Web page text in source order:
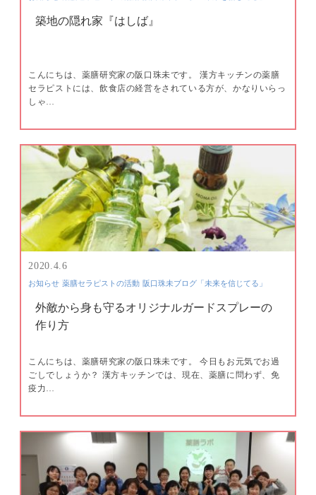
築地の隠れ家『はしば』
こんにちは、薬膳研究家の阪口珠未です。 漢方キッチンの薬膳
セラピストには、飲食店の経営をされている方が、かなりいらっ
しゃ…
2020.4.6
お知らせ 薬膳セラピストの活動 阪口珠未ブログ「未来を信じてる」
外敵から身も守るオリジナルガードスプレーの
作り方
こんにちは、薬膳研究家の阪口珠未です。 今日もお元気でお過
ごしでしょうか？ 漢方キッチンでは、現在、薬膳に問わず、免
疫力…